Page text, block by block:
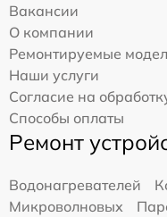
Вакансии
О компании
Ремонтируемые
Наши услуги
Согласие на
Способы оплаты
Ремонт
Водонагревателей
Микроволновых